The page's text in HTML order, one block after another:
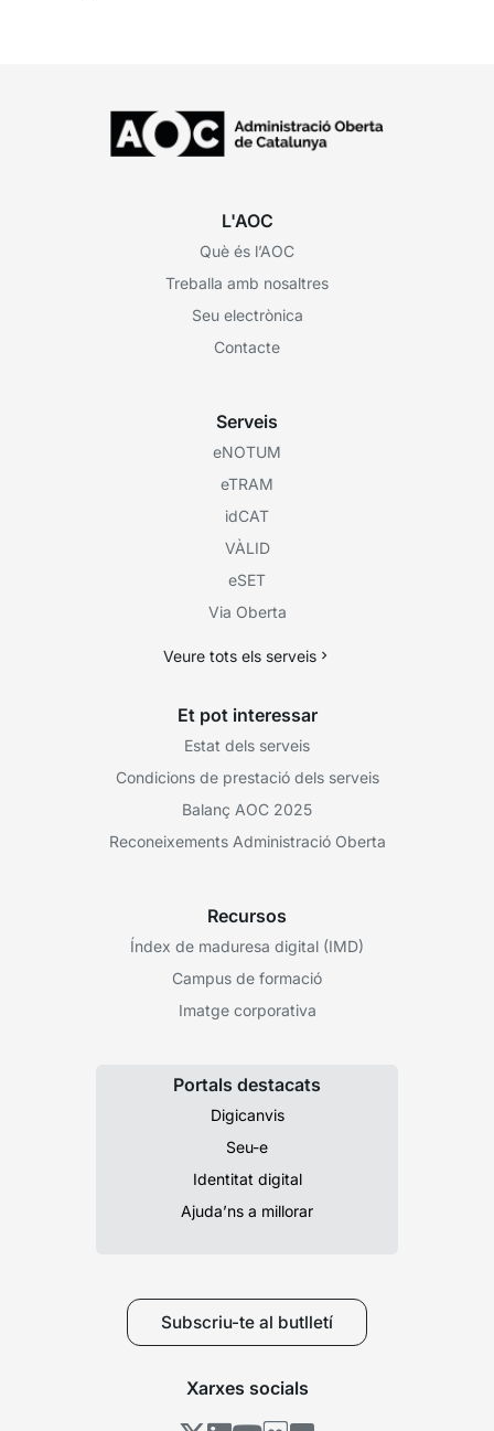
L'AOC
Què és l’AOC
Treballa amb nosaltres
Seu electrònica
Contacte
Serveis
eNOTUM
eTRAM
idCAT
VÀLID
eSET
Via Oberta
Veure tots els serveis
Et pot interessar
Estat dels serveis
Condicions de prestació dels serveis
Balanç AOC 2025
Reconeixements Administració Oberta
Recursos
Índex de maduresa digital (IMD)
Campus de formació
Imatge corporativa
Portals destacats
Digicanvis
Seu-e
Identitat digital
Ajuda’ns a millorar
Subscriu-te al butlletí
Xarxes socials